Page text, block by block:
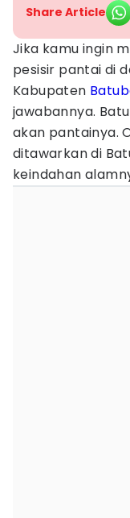
Share Article
Jika kamu ingin
pesisir pantai di
Kabupaten
jawabannya.
akan pantainya.
ditawarkan di
keindahan